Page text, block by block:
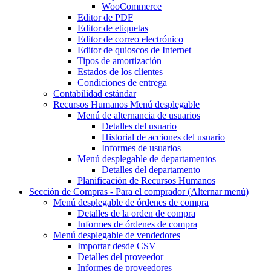
WooCommerce
Editor de PDF
Editor de etiquetas
Editor de correo electrónico
Editor de quioscos de Internet
Tipos de amortización
Estados de los clientes
Condiciones de entrega
Contabilidad estándar
Recursos Humanos Menú desplegable
Menú de alternancia de usuarios
Detalles del usuario
Historial de acciones del usuario
Informes de usuarios
Menú desplegable de departamentos
Detalles del departamento
Planificación de Recursos Humanos
Sección de Compras - Para el comprador(Alternar menú)
Menú desplegable de órdenes de compra
Detalles de la orden de compra
Informes de órdenes de compra
Menú desplegable de vendedores
Importar desde CSV
Detalles del proveedor
Informes de proveedores